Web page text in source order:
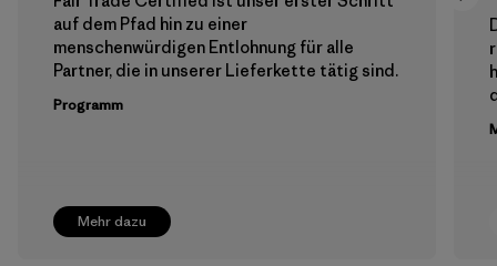
Mehr dazu
auf dem Pfad hin zu einer
menschenwürdigen Entlohnung für alle
Partner, die in unserer Lieferkette tätig sind.
Programm